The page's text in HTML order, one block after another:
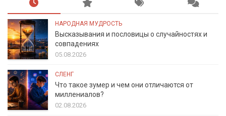
НАРОДНАЯ МУДРОСТЬ
Высказывания и пословицы о случайностях и
совпадениях
05.08.2026
СЛЕНГ
Что такое зумер и чем они отличаются от
миллениалов?
02.08.2026